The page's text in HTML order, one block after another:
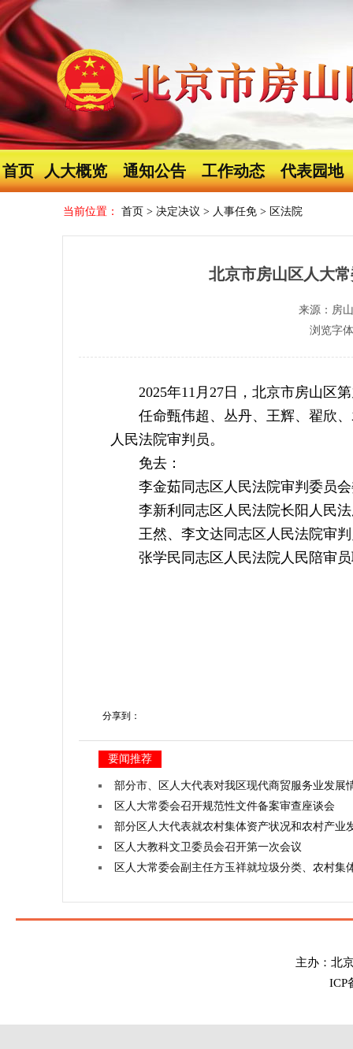
首页 人大概览 通知公告 工作动态 代表园地
当前位置： 首页 > 决定决议 > 人事任免 > 区法院
北京市房山区人大
来源：房
浏览字
2025年11月27日，北京市房山区
任命甄伟超、丛丹、王辉、翟欣
人民法院审判员。
免去：
李金茹同志区人民法院审判委员
李新利同志区人民法院长阳人民
王然、李文达同志区人民法院审
张学民同志区人民法院人民陪审
分享到：
要闻推荐
部分市、区人大代表对我区现代商贸服务业发展
区人大常委会召开规范性文件备案审查座谈会
部分区人大代表就农村集体资产状况和农村产业
区人大教科文卫委员会召开第一次会议
区人大常委会副主任方玉祥就垃圾分类、农村
主办：北
ICP